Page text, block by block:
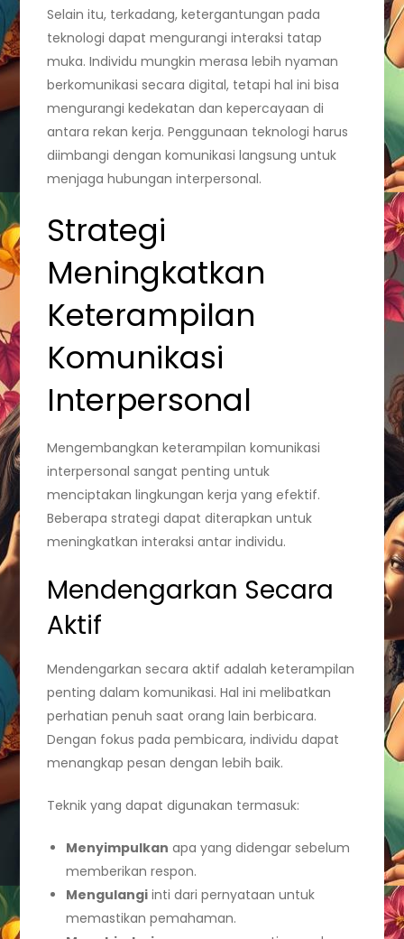
Selain itu, terkadang, ketergantungan pada
teknologi dapat mengurangi interaksi tatap
muka. Individu mungkin merasa lebih nyaman
berkomunikasi secara digital, tetapi hal ini bisa
mengurangi kedekatan dan kepercayaan di
antara rekan kerja. Penggunaan teknologi harus
diimbangi dengan komunikasi langsung untuk
menjaga hubungan interpersonal.
Strategi
Meningkatkan
Keterampilan
Komunikasi
Interpersonal
Mengembangkan keterampilan komunikasi
interpersonal sangat penting untuk
menciptakan lingkungan kerja yang efektif.
Beberapa strategi dapat diterapkan untuk
meningkatkan interaksi antar individu.
Mendengarkan Secara
Aktif
Mendengarkan secara aktif adalah keterampilan
penting dalam komunikasi. Hal ini melibatkan
perhatian penuh saat orang lain berbicara.
Dengan fokus pada pembicara, individu dapat
menangkap pesan dengan lebih baik.
Teknik yang dapat digunakan termasuk:
Menyimpulkan apa yang didengar sebelum
memberikan respon.
Mengulangi inti dari pernyataan untuk
memastikan pemahaman.